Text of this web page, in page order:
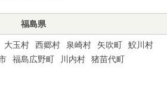
福島県
大玉村 西郷村 泉崎村 矢吹町
鮫川村
福島広野町 川内村
猪苗代町